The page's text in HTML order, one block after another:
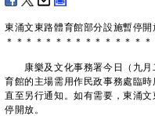
東涌文東路體育館部分設施暫停開
＊ ＊ ＊ ＊ ＊ ＊ ＊ ＊ ＊ ＊ ＊ ＊ ＊ ＊ ＊
康樂及文化事務署今日（九月
育館的主場需用作民政事務處臨
直至另行通知。如有需要，東涌
停開放。